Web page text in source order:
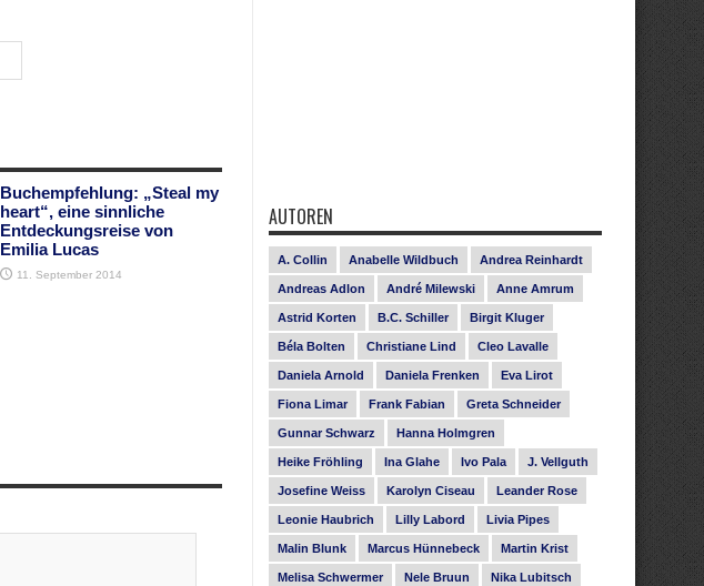
Buchempfehlung: „Steal my
heart“, eine sinnliche
Entdeckungsreise von
Emilia Lucas
11. September 2014
AUTOREN
A. Collin Anabelle Wildbuch Andrea Reinhardt
Andreas Adlon André Milewski Anne Amrum
Astrid Korten B.C. Schiller Birgit Kluger
Béla Bolten Christiane Lind Cleo Lavalle
Daniela Arnold Daniela Frenken Eva Lirot
Fiona Limar Frank Fabian Greta Schneider
Gunnar Schwarz Hanna Holmgren
Heike Fröhling Ina Glahe Ivo Pala J. Vellguth
Josefine Weiss Karolyn Ciseau Leander Rose
Leonie Haubrich Lilly Labord Livia Pipes
Malin Blunk Marcus Hünnebeck Martin Krist
Melisa Schwermer Nele Bruun Nika Lubitsch